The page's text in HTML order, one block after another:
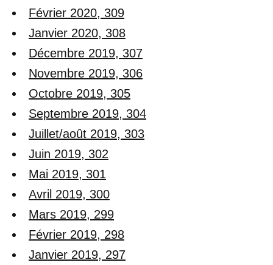
Février 2020, 309
Janvier 2020, 308
Décembre 2019, 307
Novembre 2019, 306
Octobre 2019, 305
Septembre 2019, 304
Juillet/août 2019, 303
Juin 2019, 302
Mai 2019, 301
Avril 2019, 300
Mars 2019, 299
Février 2019, 298
Janvier 2019, 297